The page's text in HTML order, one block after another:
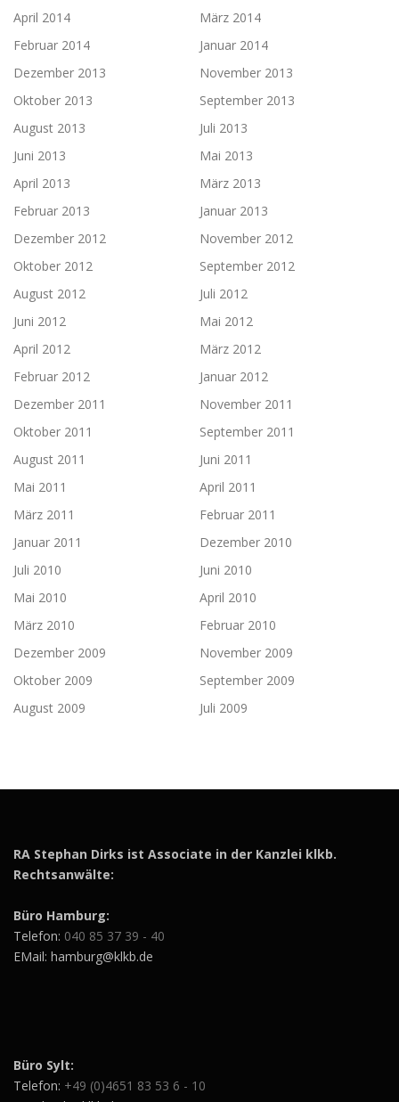
April 2014
März 2014
Februar 2014
Januar 2014
Dezember 2013
November 2013
Oktober 2013
September 2013
August 2013
Juli 2013
Juni 2013
Mai 2013
April 2013
März 2013
Februar 2013
Januar 2013
Dezember 2012
November 2012
Oktober 2012
September 2012
August 2012
Juli 2012
Juni 2012
Mai 2012
April 2012
März 2012
Februar 2012
Januar 2012
Dezember 2011
November 2011
Oktober 2011
September 2011
August 2011
Juni 2011
Mai 2011
April 2011
März 2011
Februar 2011
Januar 2011
Dezember 2010
Juli 2010
Juni 2010
Mai 2010
April 2010
März 2010
Februar 2010
Dezember 2009
November 2009
Oktober 2009
September 2009
August 2009
Juli 2009
RA Stephan Dirks ist Associate in der Kanzlei klkb.
Rechtsanwälte:
Büro Hamburg:
Telefon: 040 85 37 39 - 40
EMail: hamburg@klkb.de
Büro Sylt:
Telefon: +49 (0)4651 83 53 6 - 10